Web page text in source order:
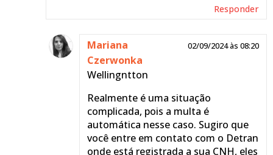
Responder
Mariana
Czerwonka
02/09/2024 às 08:20
Wellingntton
Realmente é uma situação
complicada, pois a multa é
automática nesse caso. Sugiro que
você entre em contato com o Detran
onde está registrada a sua CNH, eles